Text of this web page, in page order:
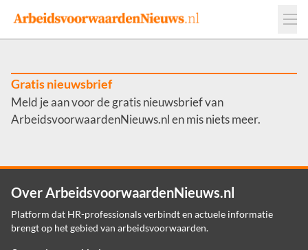
Events
Adverteren
Werkgevers
Contact
Gratis nieuwsbrief
Meld je aan voor de gratis nieuwsbrief van
ArbeidsvoorwaardenNieuws.nl en mis niets meer.
Over ArbeidsvoorwaardenNieuws.nl
Platform dat HR-professionals verbindt en actuele informatie
brengt op het gebied van arbeidsvoorwaarden.